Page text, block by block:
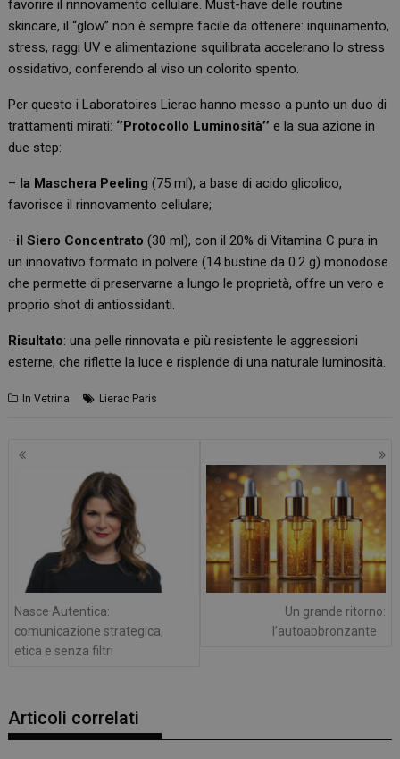
favorire il rinnovamento cellulare. Must-have delle routine
skincare, il “glow” non è sempre facile da ottenere: inquinamento,
stress, raggi UV e alimentazione squilibrata accelerano lo stress
ossidativo, conferendo al viso un colorito spento.
Per questo i Laboratoires Lierac hanno messo a punto un duo di
trattamenti mirati: ‘’Protocollo Luminosità’’ e la sua azione in
due step:
– la Maschera Peeling (75 ml), a base di acido glicolico,
favorisce il rinnovamento cellulare;
–il Siero Concentrato(30 ml), con il 20% di Vitamina C pura in
un innovativo formato in polvere (14 bustine da 0.2 g) monodose
che permette di preservarne a lungo le proprietà, offre un vero e
proprio shot di antiossidanti.
Risultato: una pelle rinnovata e più resistente le aggressioni
esterne, che riflette la luce e risplende di una naturale luminosità.
In Vetrina Lierac Paris
Navigazione
Nasce Autentica:
comunicazione strategica,
etica e senza filtri
Un grande ritorno:
l’autoabbronzante
Articoli correlati